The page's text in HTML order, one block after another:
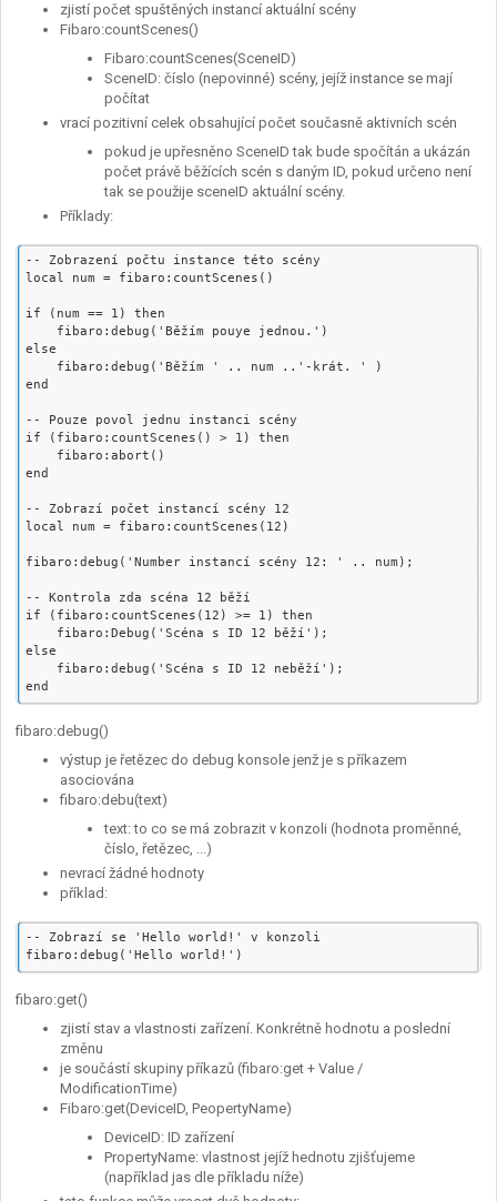
zjistí počet spuštěných instancí aktuální scény
Fibaro:countScenes()
Fibaro:countScenes(SceneID)
SceneID: číslo (nepovinné) scény, jejíž instance se mají
počítat
vrací pozitivní celek obsahující počet současně aktivních scén
pokud je upřesněno SceneID tak bude spočítán a ukázán
počet právě běžících scén s daným ID, pokud určeno není
tak se použije sceneID aktuální scény.
Příklady:
-- Zobrazení počtu instance této scény
local num = fibaro:countScenes()
if (num == 1) then
    fibaro:debug('Běžím pouye jednou.')
else
    fibaro:debug('Běžím ' .. num ..'-krát. ' )
end
-- Pouze povol jednu instanci scény
if (fibaro:countScenes() > 1) then
    fibaro:abort()
end
-- Zobrazí počet instancí scény 12
local num = fibaro:countScenes(12)
fibaro:debug('Number instancí scény 12: ' .. num);
-- Kontrola zda scéna 12 běží
if (fibaro:countScenes(12) >= 1) then
    fibaro:Debug('Scéna s ID 12 běží');
else
    fibaro:debug('Scéna s ID 12 neběží');
fibaro:debug()
výstup je řetězec do debug konsole jenž je s příkazem
asociována
fibaro:debu(text)
text: to co se má zobrazit v konzoli (hodnota proměnné,
číslo, řetězec, ...)
nevrací žádné hodnoty
příklad:
-- Zobrazí se 'Hello world!' v konzoli
fibaro:get()
zjistí stav a vlastnosti zařízení. Konkrétně hodnotu a poslední
změnu
je součástí skupiny příkazů (fibaro:get + Value /
ModificationTime)
Fibaro:get(DeviceID, PeopertyName)
DeviceID: ID zařízení
PropertyName: vlastnost jejíž hednotu zjišťujeme
(například jas dle příkladu níže)